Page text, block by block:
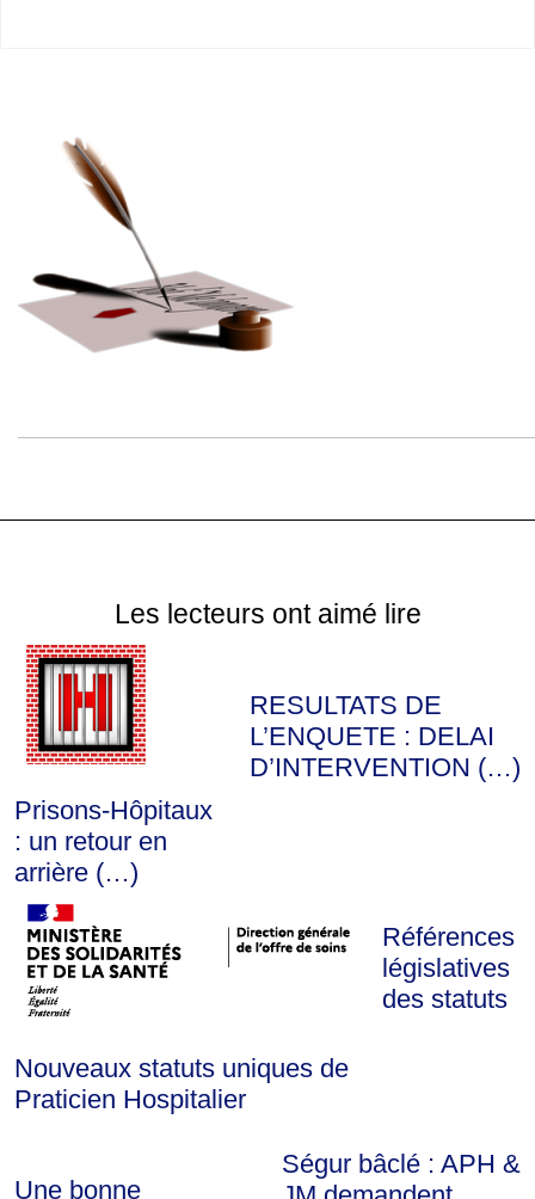
Les lecteurs ont aimé lire
Prisons-Hôpitaux
: un retour en
arrière (…)
RESULTATS DE
L’ENQUETE : DELAI
D’INTERVENTION (…)
Nouveaux statuts uniques de
Praticien Hospitalier
Références
législatives
des statuts
Une bonne
Ségur bâclé : APH &